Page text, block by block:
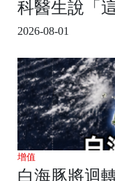
科醫生說「
2026-08-01
增值
白海豚將迴